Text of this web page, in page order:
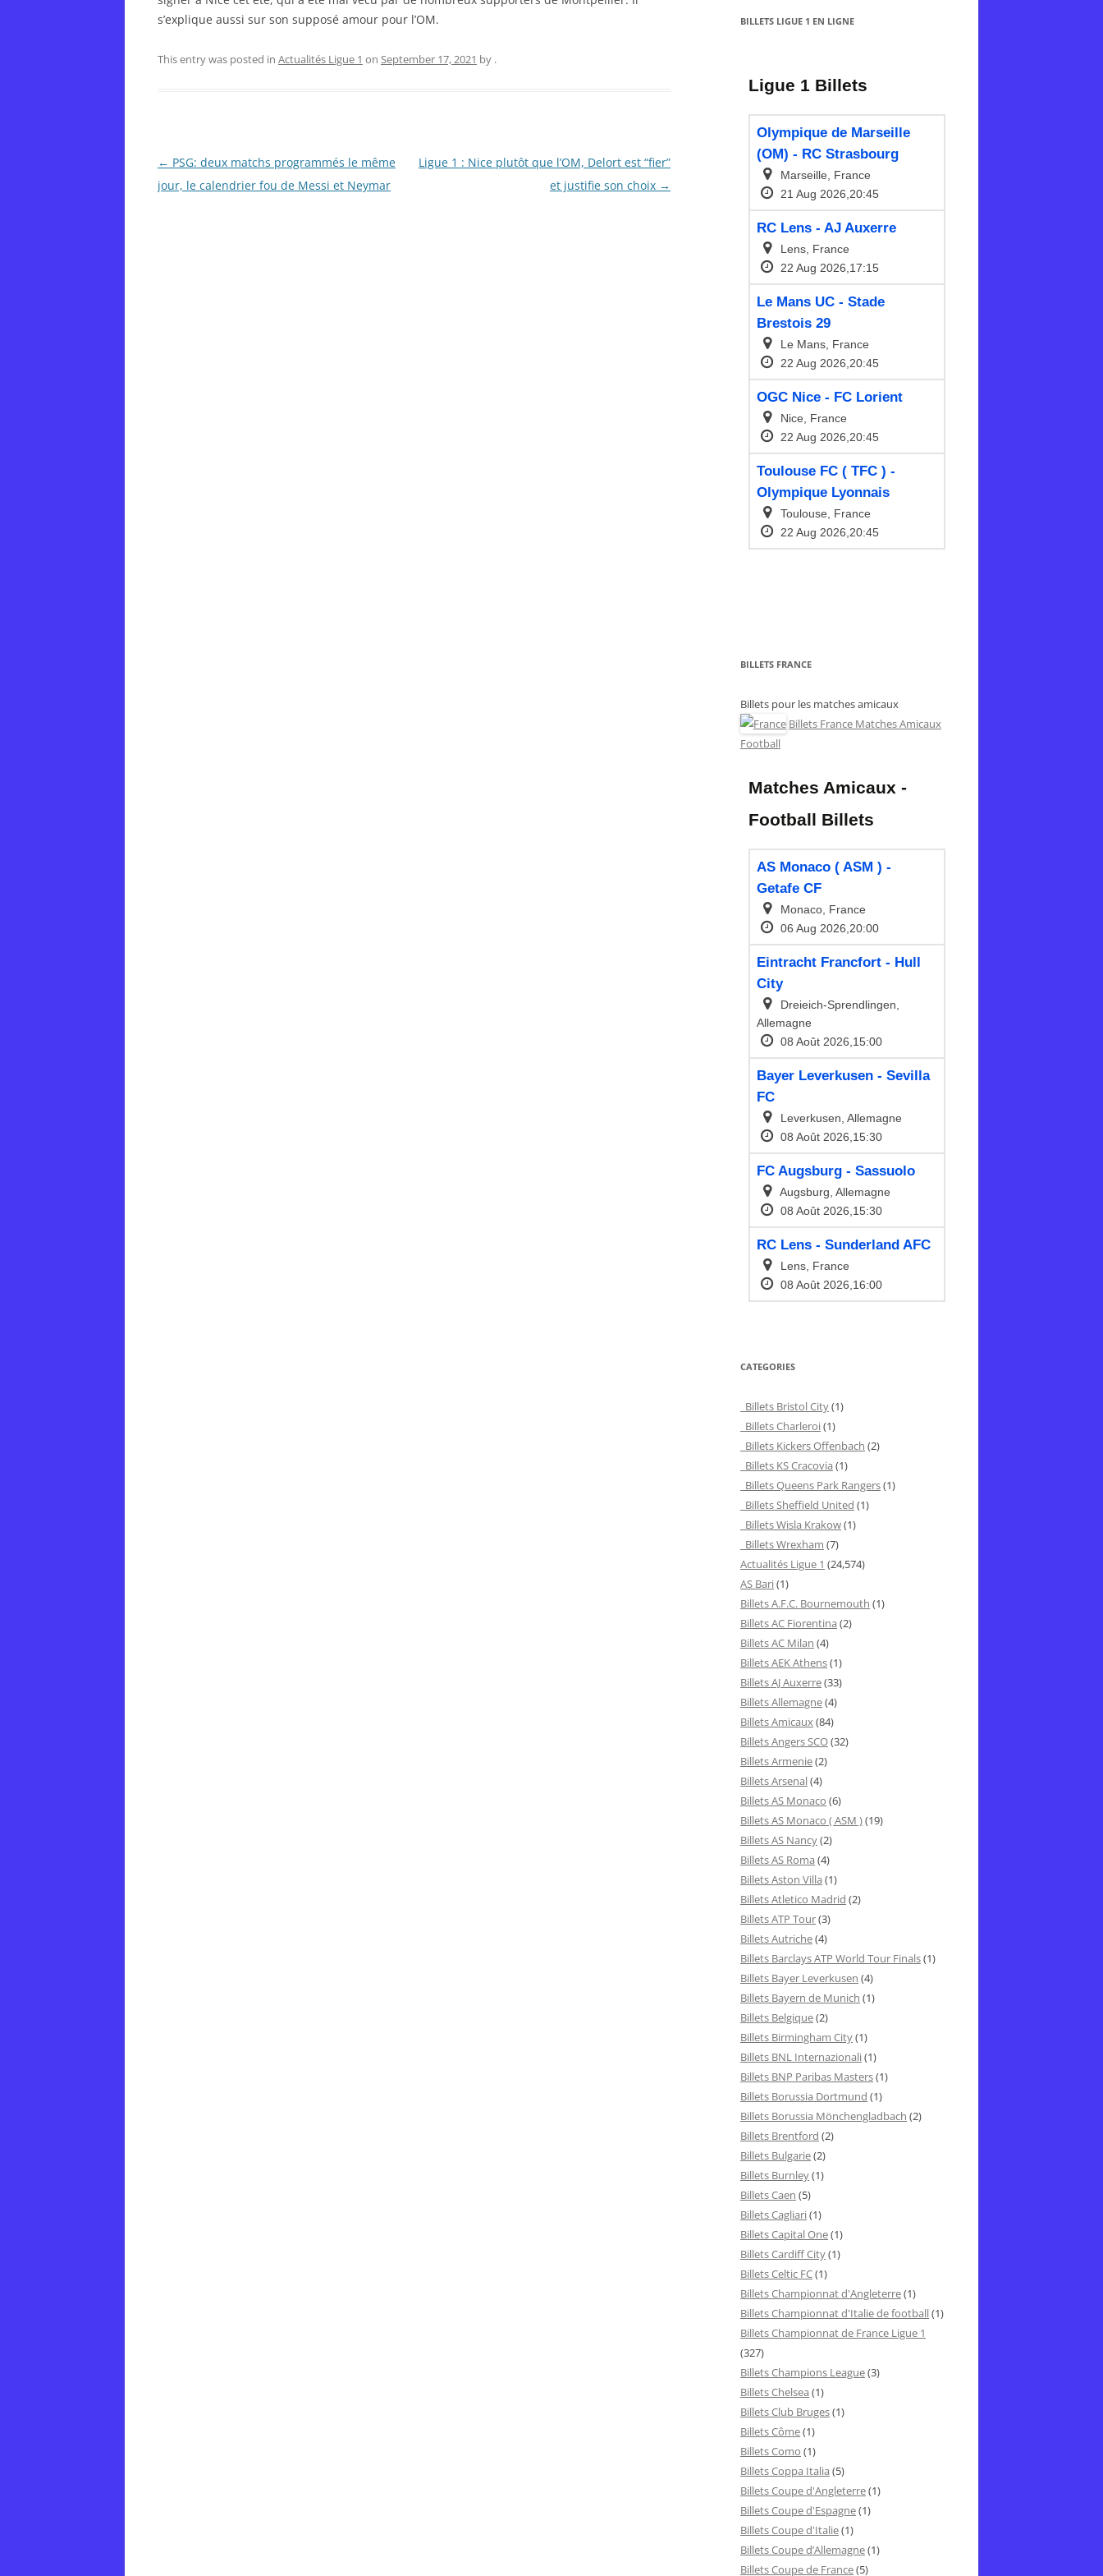
s’explique aussi sur son supposé amour pour l’OM.
This entry was posted in Actualités Ligue 1 on September 17, 2021 by .
Post
navigation
← PSG: deux matchs programmés le même
jour, le calendrier fou de Messi et Neymar
Ligue 1 : Nice plutôt que l’OM, Delort est “fier”
et justifie son choix →
BILLETS LIGUE 1 EN LIGNE
BILLETS FRANCE
Billets pour les matches amicaux
Billets France Matches Amicaux
Football
CATEGORIES
Billets Bristol City(1)
Billets Charleroi(1)
Billets Kickers Offenbach (2)
Billets KS Cracovia (1)
Billets Queens Park Rangers(1)
Billets Sheffield United (1)
Billets Wisla Krakow(1)
Billets Wrexham (7)
Actualités Ligue 1 (24,574)
AS Bari(1)
Billets A.F.C. Bournemouth (1)
Billets AC Fiorentina (2)
Billets AC Milan (4)
Billets AEK Athens(1)
Billets AJ Auxerre(33)
Billets Allemagne(4)
Billets Amicaux(84)
Billets Angers SCO(32)
Billets Armenie(2)
Billets Arsenal(4)
Billets AS Monaco (6)
Billets AS Monaco ( ASM )(19)
Billets AS Nancy(2)
Billets AS Roma (4)
Billets Aston Villa (1)
Billets Atletico Madrid (2)
Billets ATP Tour(3)
Billets Autriche(4)
Billets Barclays ATP World Tour Finals(1)
Billets Bayer Leverkusen (4)
Billets Bayern de Munich (1)
Billets Belgique(2)
Billets Birmingham City(1)
Billets BNL Internazionali(1)
Billets BNP Paribas Masters(1)
Billets Borussia Dortmund (1)
Billets Borussia Mönchengladbach (2)
Billets Brentford (2)
Billets Bulgarie(2)
Billets Burnley(1)
Billets Caen (5)
Billets Cagliari(1)
Billets Capital One(1)
Billets Cardiff City(1)
Billets Celtic FC(1)
Billets Championnat d'Angleterre(1)
Billets Championnat d'Italie de football(1)
Billets Championnat de France Ligue 1
(327)
Billets Champions League(3)
Billets Chelsea (1)
Billets Club Bruges(1)
Billets Côme(1)
Billets Como (1)
Billets Coppa Italia (5)
Billets Coupe d'Angleterre(1)
Billets Coupe d'Espagne(1)
Billets Coupe d'Italie(1)
Billets Coupe d’Allemagne(1)
Billets Coupe de France(5)